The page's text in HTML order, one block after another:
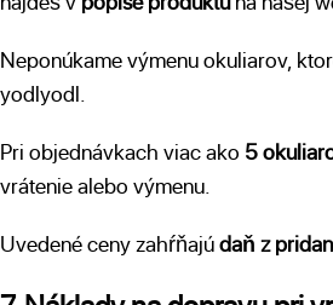
Neponúkame výmenu okuliarov,
yodlyodl.
Pri objednávkach viac ako 5
vrátenie alebo výmenu.
Uvedené ceny zahŕňajúdaň z